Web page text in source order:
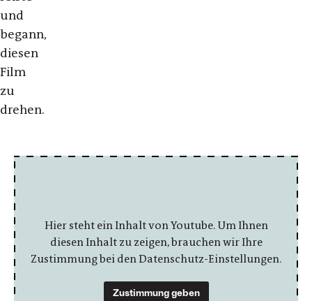
und
begann,
diesen
Film
zu
drehen.
Hier steht ein Inhalt von Youtube. Um Ihnen
diesen Inhalt zu zeigen, brauchen wir Ihre
Zustimmung bei den Datenschutz-Einstellungen.
Zustimmung geben